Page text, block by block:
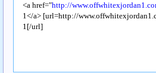
<a href="http://
1</a> [url=http://
1[/url]